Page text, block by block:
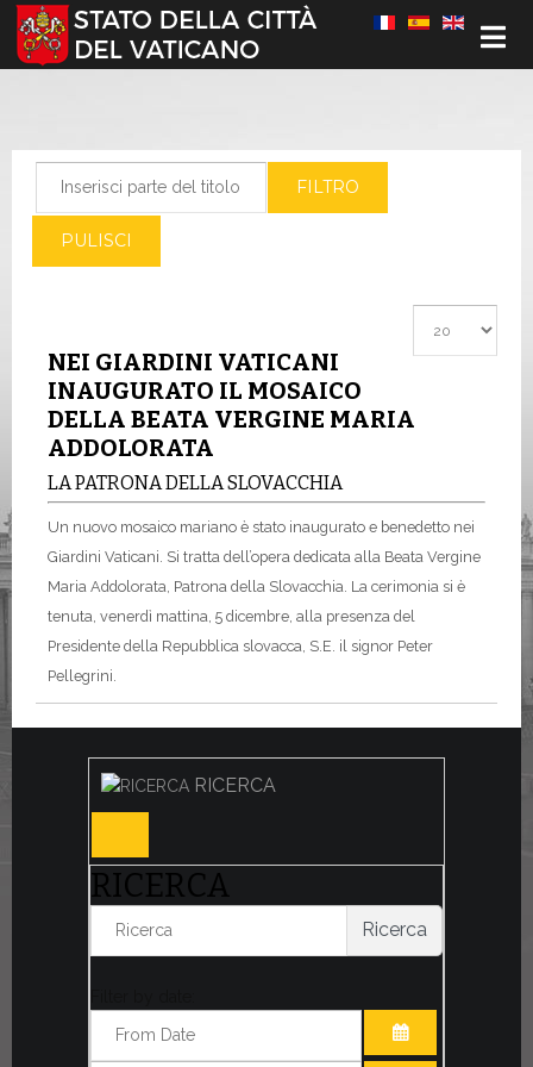
Seleziona la tua lingua
FILTRO
PULISCI
NEI GIARDINI VATICANI
INAUGURATO IL MOSAICO
DELLA BEATA VERGINE MARIA
ADDOLORATA
LA PATRONA DELLA SLOVACCHIA
Un nuovo mosaico mariano è stato inaugurato e benedetto nei
Giardini Vaticani. Si tratta dell’opera dedicata alla Beata Vergine
Maria Addolorata, Patrona della Slovacchia. La cerimonia si è
tenuta, venerdì mattina, 5 dicembre, alla presenza del
Presidente della Repubblica slovacca, S.E. il signor Peter
Pellegrini.
RICERCA
RICERCA
Ricerca